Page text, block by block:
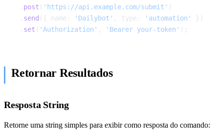
  .
post ( 'https://api.example.com/submit' )
  .
send ({ name: 'Dailybot' , type: 'automation'
})
  .
set ( 'Authorization' , 'Bearer your-token' );
Retornar Resultados
Resposta String
Retorne uma string simples para exibir como resposta do comando: